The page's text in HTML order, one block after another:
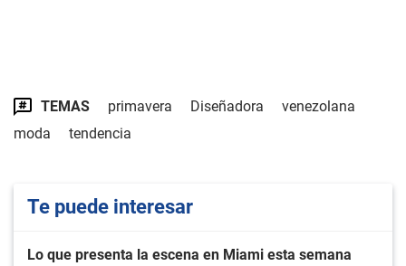
TEMAS primavera Diseñadora
venezolana
moda
tendencia
Te puede interesar
Lo que presenta la escena en Miami esta semana